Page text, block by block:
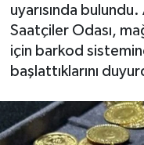
uyarısında
Saatçiler Odası,
için barkod
başlattıklarını
Dünya
Kültür - Sanat
Politika
Son Dakika